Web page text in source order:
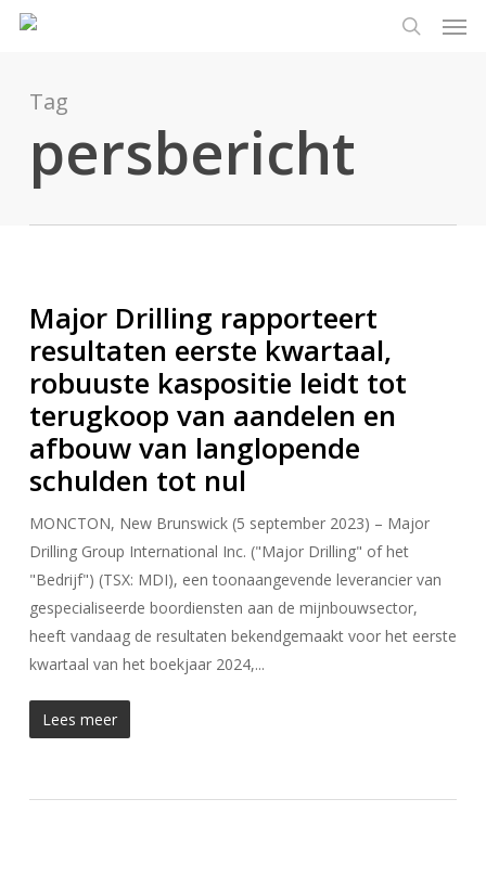
hoofdinhoud
Tag
persbericht
Major Drilling rapporteert
resultaten eerste kwartaal,
robuuste kaspositie leidt tot
terugkoop van aandelen en
afbouw van langlopende
schulden tot nul
MONCTON, New Brunswick (5 september 2023) – Major
Drilling Group International Inc. ("Major Drilling" of het
"Bedrijf") (TSX: MDI), een toonaangevende leverancier van
gespecialiseerde boordiensten aan de mijnbouwsector,
heeft vandaag de resultaten bekendgemaakt voor het eerste
kwartaal van het boekjaar 2024,...
Lees meer